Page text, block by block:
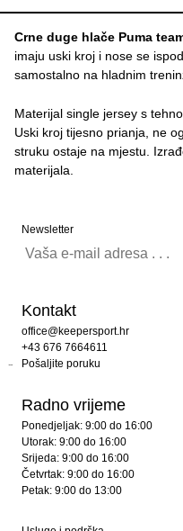
Crne duge hlače Puma
imaju uski kroj i nose se
samostalno na hladnim
Materijal single jersey s
Uski kroj tijesno prianja, ne
struku ostaje na mjestu.
materijala.
Newsletter
Kontakt
office@keepersport.hr
+43 676 7664611
Pošaljite poruku
Radno vrijeme
Ponedjeljak: 9:00 do 16:00
Utorak: 9:00 do 16:00
Srijeda: 9:00 do 16:00
Četvrtak: 9:00 do 16:00
Petak: 9:00 do 13:00